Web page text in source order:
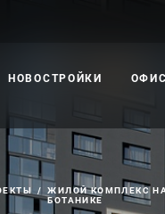
НОВОСТРОЙКИ
ЖИЛОЙ КОМПЛЕКС
БОТАНИКЕ